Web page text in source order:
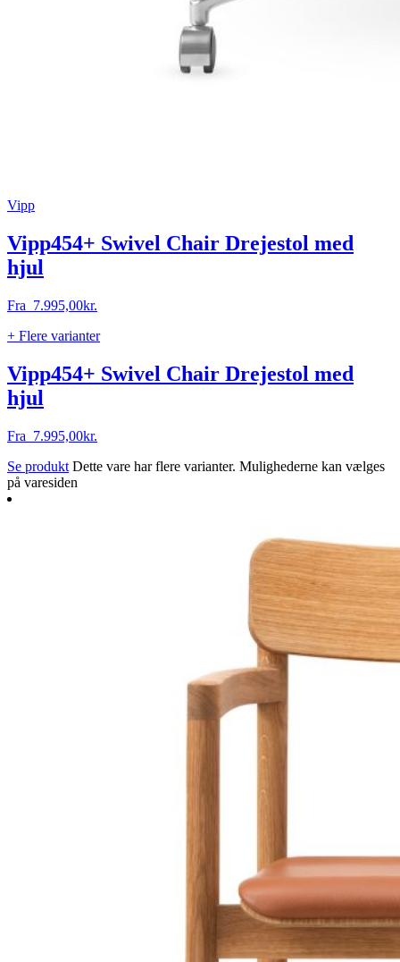
Vipp
Vipp454+ Swivel Chair Drejestol med
hjul
Fra 7.995,00kr.
+ Flere varianter
Vipp454+ Swivel Chair Drejestol med
hjul
Fra 7.995,00kr.
Se produkt Dette vare har flere varianter. Mulighederne kan vælges
på varesiden